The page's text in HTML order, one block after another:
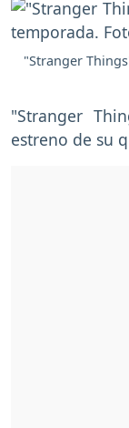
"Stranger
"Stranger
estreno de su